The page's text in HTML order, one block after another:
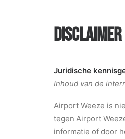
DISCLAIMER
Juridische
Inhoud van de
Airport Weeze is
tegen Airport
informatie of door